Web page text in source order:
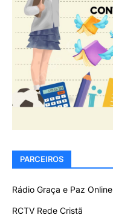
PARCEIROS
Rádio Graça e Paz Online
RCTV Rede Cristã